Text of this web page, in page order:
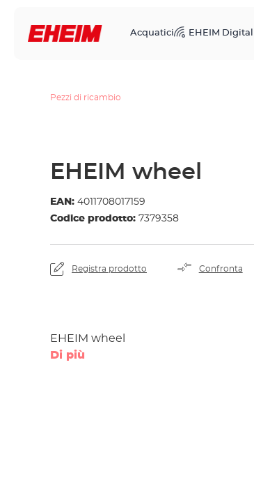
Acquatici EHEIM Digital
Pezzi di ricambio
EHEIM wheel
EAN: 4011708017159
Codice prodotto: 7379358
Registra prodotto Confronta
EHEIM wheel
Di più